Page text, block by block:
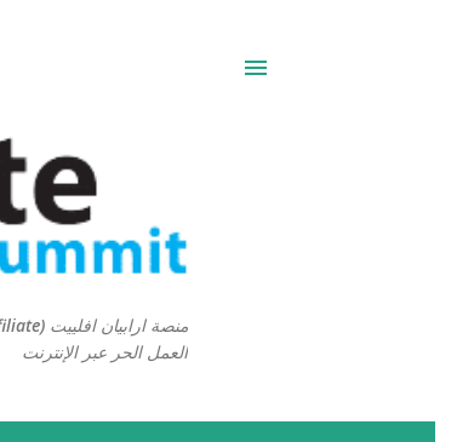
العمل الحر عبر الإنترنت